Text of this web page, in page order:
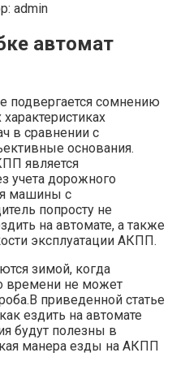
admin
автомат
подвергается сомнению
в сравнении с
основания.
является
учета дорожного
машины с
попросту не
на автомате, а также
эксплуатации АКПП.
зимой, когда
времени не может
приведенной статье
ездить на автомате
будут полезны в
манера езды на АКПП